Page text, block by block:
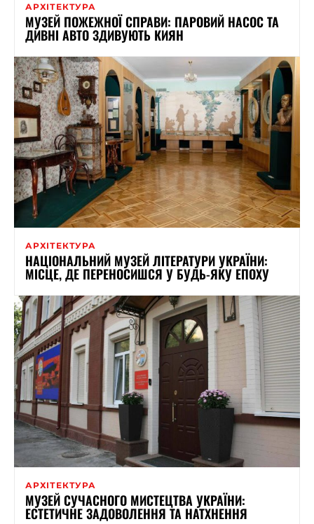
АРХІТЕКТУРА
МУЗЕЙ ПОЖЕЖНОЇ СПРАВИ: ПАРОВИЙ НАСОС ТА
ДИВНІ АВТО ЗДИВУЮТЬ КИЯН
АРХІТЕКТУРА
НАЦІОНАЛЬНИЙ МУЗЕЙ ЛІТЕРАТУРИ УКРАЇНИ:
МІСЦЕ, ДЕ ПЕРЕНОСИШСЯ У БУДЬ-ЯКУ ЕПОХУ
АРХІТЕКТУРА
МУЗЕЙ СУЧАСНОГО МИСТЕЦТВА УКРАЇНИ:
ЕСТЕТИЧНЕ ЗАДОВОЛЕННЯ ТА НАТХНЕННЯ